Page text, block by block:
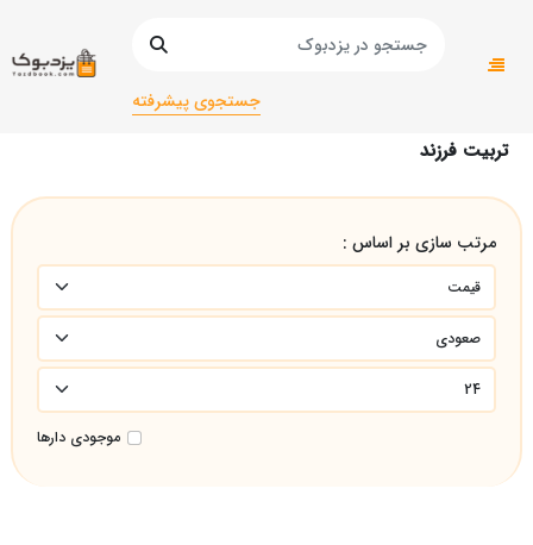
جستجوی پیشرفته
صفحه اصلی
تربیت فرزند
مرتب سازی بر اساس :
موجودی دارها